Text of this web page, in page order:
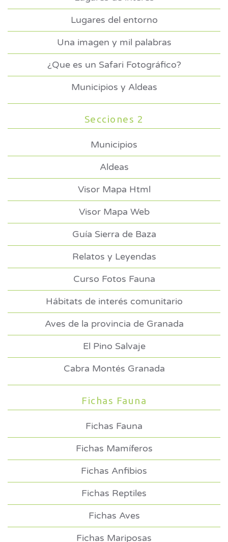
Lugares del entorno
Una imagen y mil palabras
¿Que es un Safari Fotográfico?
Municipios y Aldeas
Secciones 2
Municipios
Aldeas
Visor Mapa Html
Visor Mapa Web
Guía Sierra de Baza
Relatos y Leyendas
Curso Fotos Fauna
Hábitats de interés comunitario
Aves de la provincia de Granada
El Pino Salvaje
Cabra Montés Granada
Fichas Fauna
Fichas Fauna
Fichas Mamíferos
Fichas Anfibios
Fichas Reptiles
Fichas Aves
Fichas Mariposas